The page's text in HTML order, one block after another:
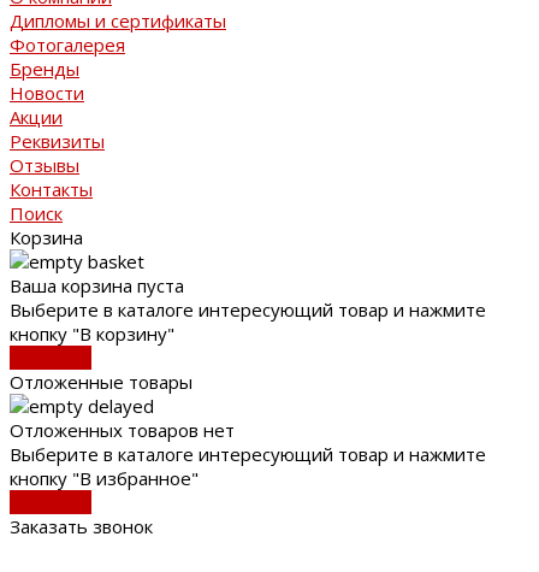
Дипломы и сертификаты
Фотогалерея
Бренды
Новости
Акции
Реквизиты
Отзывы
Контакты
Поиск
Корзина
Ваша корзина пуста
Выберите в каталоге интересующий товар и нажмите
кнопку "В корзину"
Отложенные товары
Отложенных товаров нет
Выберите в каталоге интересующий товар и нажмите
кнопку "В избранное"
Заказать звонок